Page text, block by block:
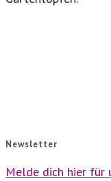
Newsletter
Melde dich hier für